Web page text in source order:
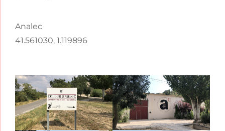
Analec
41.561030, 1.119896